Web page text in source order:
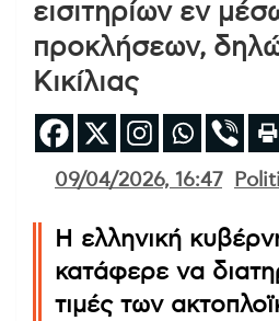
εισιτηρίων εν
προκλήσεων,
Κικίλιας
09/04/2026, 16:47
Η ελληνική
κατάφερε να
τιμές των